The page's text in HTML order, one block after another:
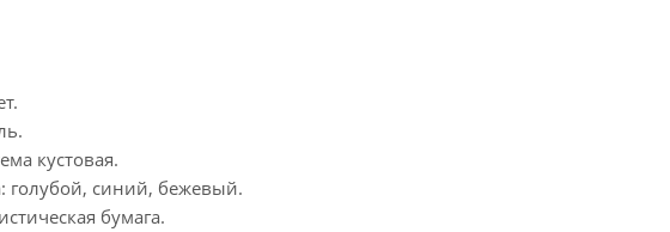
кустовая.
голубой, синий, бежевый.
бумага.